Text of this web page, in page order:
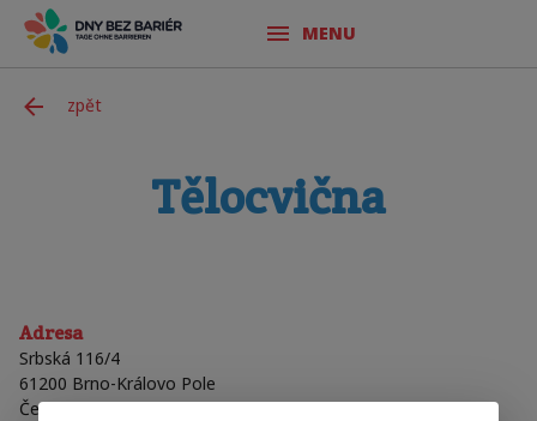
MENU
zpět
Tělocvična
Adresa
Srbská 116/4
61200 Brno-Královo Pole
Česká Republika